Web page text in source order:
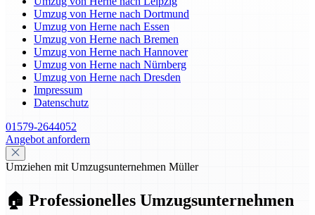
Umzug von Herne nach Dortmund
Umzug von Herne nach Essen
Umzug von Herne nach Bremen
Umzug von Herne nach Hannover
Umzug von Herne nach Nürnberg
Umzug von Herne nach Dresden
Impressum
Datenschutz
01579-2644052
Angebot anfordern
Umziehen mit Umzugsunternehmen Müller
🏠 Professionelles Umzugsunternehmen